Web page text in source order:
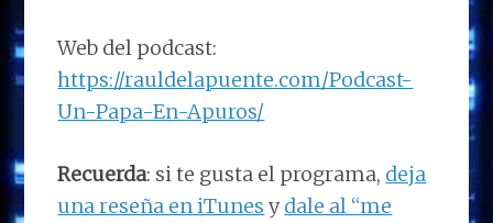
Web del podcast:
https://rauldelapuente.com/Podcast-
Un-Papa-En-Apuros/
Recuerda: si te gusta el programa, deja
una reseña en iTunes ydale al “me